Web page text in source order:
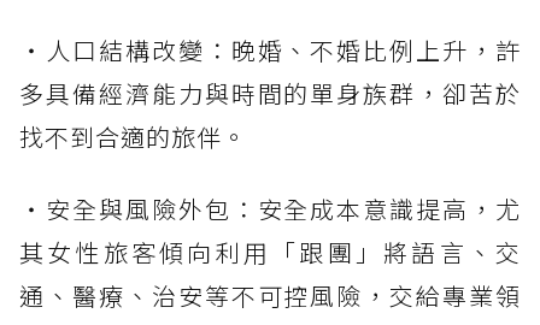
・人口結構改變：晚婚、不婚比例上升，許
多具備經濟能力與時間的單身族群，卻苦於
找不到合適的旅伴。
・安全與風險外包：安全成本意識提高，尤
其女性旅客傾向利用「跟團」將語言、交
通、醫療、治安等不可控風險，交給專業領